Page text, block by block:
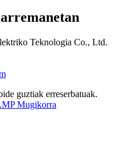
Teknologia Co., Ltd.
guztiak erreserbatuak.
Mugikorra